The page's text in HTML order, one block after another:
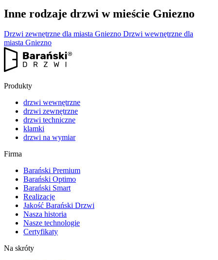
Inne rodzaje drzwi w mieście Gniezno
Drzwi zewnętrzne dla miasta Gniezno Drzwi wewnętrzne dla
miasta Gniezno
Produkty
drzwi wewnętrzne
drzwi zewnętrzne
drzwi techniczne
klamki
drzwi na wymiar
Firma
Barański Premium
Barański Optimo
Barański Smart
Realizacje
Jakość Barański Drzwi
Nasza historia
Nasze technologie
Certyfikaty
Na skróty